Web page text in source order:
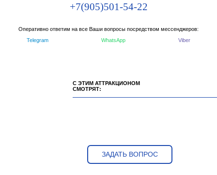
+7(905)501-54-22
Оперативно ответим на все Ваши вопросы посредством мессенджеров:
Telegram
WhatsApp Viber
С ЭТИМ АТТРАКЦИОНОМ
СМОТРЯТ:
ЗАДАТЬ ВОПРОС